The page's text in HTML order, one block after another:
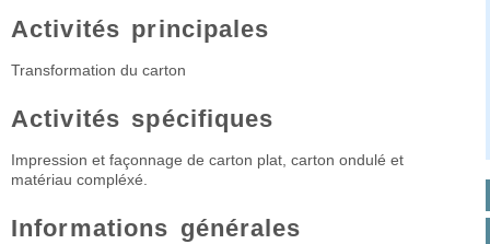
Activités principales
Transformation du carton
Activités spécifiques
Impression et façonnage de carton plat, carton ondulé et
matériau compléxé.
Informations générales